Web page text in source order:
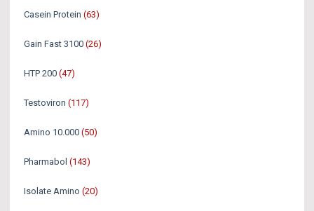
Casein Protein (63)
Gain Fast 3100 (26)
HTP 200 (47)
Testoviron (117)
Amino 10.000 (50)
Pharmabol (143)
Isolate Amino (20)